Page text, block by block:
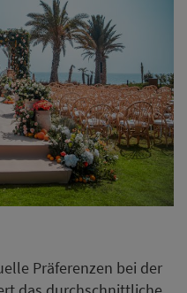
Präferenzen bei der